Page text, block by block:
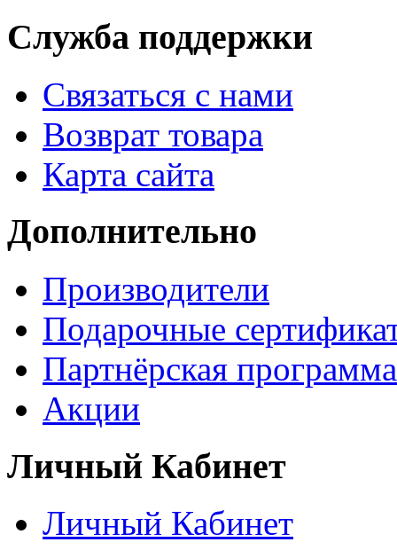
Служба поддержки
Связаться с нами
Возврат товара
Карта сайта
Дополнительно
Производители
Подарочные
Партнёрская программа
Акции
Личный Кабинет
Личный Кабинет